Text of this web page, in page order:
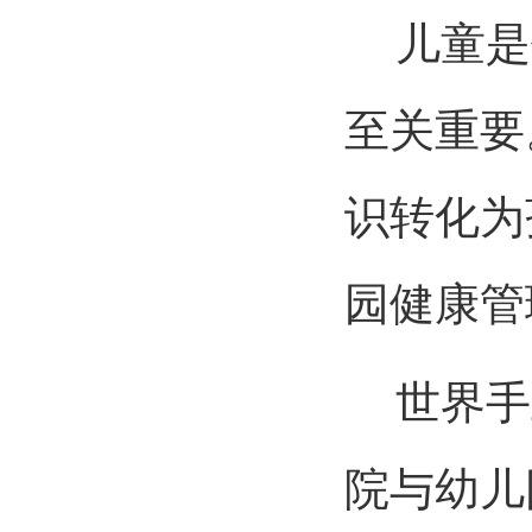
儿童
至关重
识转化
园健康
世界
院与幼